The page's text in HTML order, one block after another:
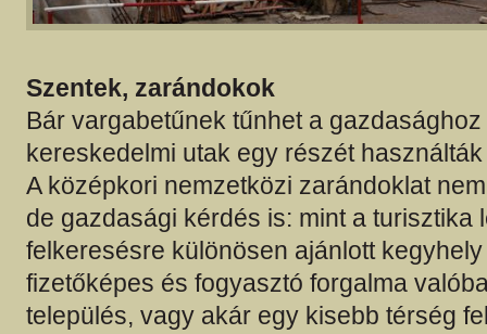
Szentek, zarándokok
Bár vargabetűnek tűnhet a
kereskedelmi utak egy részét
A középkori nemzetközi zarándoklat
de gazdasági kérdés is: mint a turisztika
felkeresésre különösen ajánlott kegyhely
fizetőképes és fogyasztó forgalma
település, vagy akár egy kisebb térség